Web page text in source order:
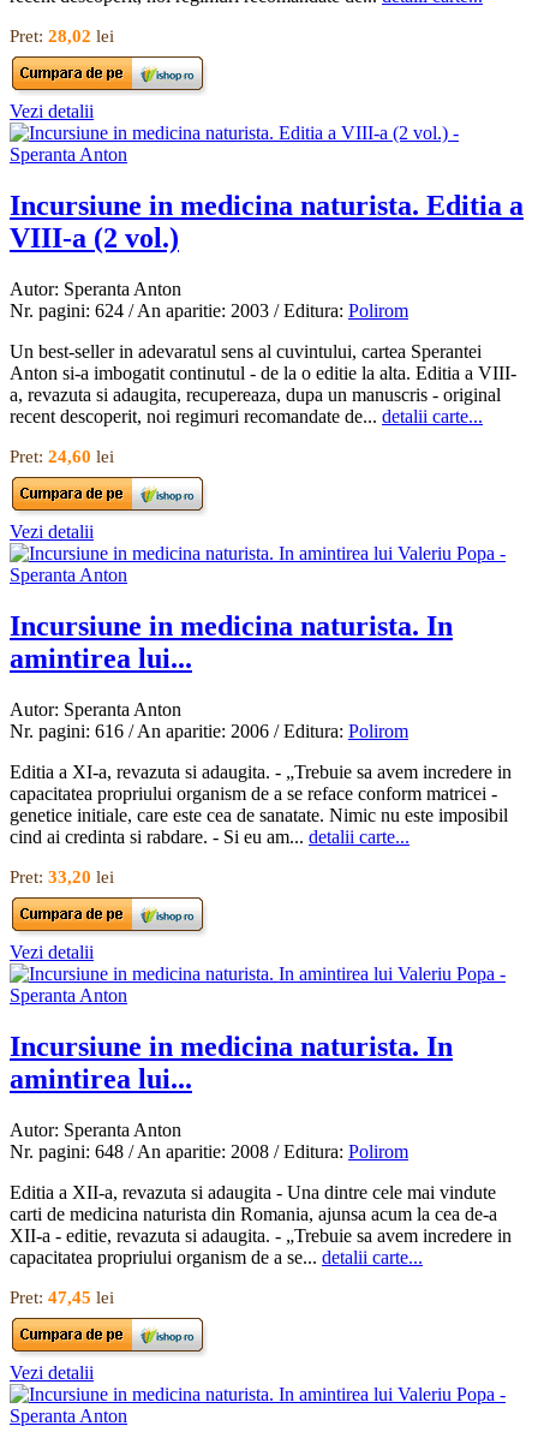
Pret: 28,02 lei
Vezi detalii
Incursiune in medicina naturista. Editia a
VIII-a (2 vol.)
Autor: Speranta Anton
Nr. pagini: 624 / An aparitie: 2003 / Editura: Polirom
Un best-seller in adevaratul sens al cuvintului, cartea Sperantei
Anton si-a imbogatit continutul - de la o editie la alta. Editia a VIII-
a, revazuta si adaugita, recupereaza, dupa un manuscris - original
recent descoperit, noi regimuri recomandate de... detalii carte...
Pret: 24,60 lei
Vezi detalii
Incursiune in medicina naturista. In
amintirea lui...
Autor: Speranta Anton
Nr. pagini: 616 / An aparitie: 2006 / Editura: Polirom
Editia a XI-a, revazuta si adaugita. - „Trebuie sa avem incredere in
capacitatea propriului organism de a se reface conform matricei -
genetice initiale, care este cea de sanatate. Nimic nu este imposibil
cind ai credinta si rabdare. - Si eu am... detalii carte...
Pret: 33,20 lei
Vezi detalii
Incursiune in medicina naturista. In
amintirea lui...
Autor: Speranta Anton
Nr. pagini: 648 / An aparitie: 2008 / Editura: Polirom
Editia a XII-a, revazuta si adaugita - Una dintre cele mai vindute
carti de medicina naturista din Romania, ajunsa acum la cea de-a
XII-a - editie, revazuta si adaugita. - „Trebuie sa avem incredere in
capacitatea propriului organism de a se... detalii carte...
Pret: 47,45 lei
Vezi detalii